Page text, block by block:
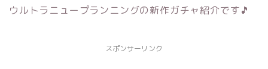
ウルトラニュープランニングの新作ガチャ紹介です🎵
スポンサーリンク